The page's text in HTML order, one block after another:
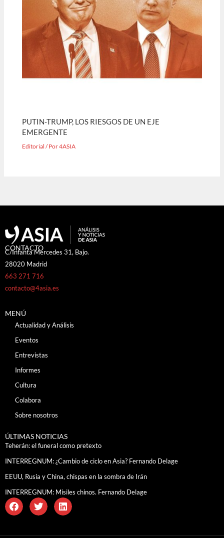
PUTIN-TRUMP, LOS RIESGOS DE UN EJE
EMERGENTE
Editorial / Por4ASIA
CONTACTO
C/Infanta Mercedes 31, Bajo.
28020 Madrid
663 271 716
contacto@4asia.es
MENÚ
Actualidad y Análisis
Eventos
Entrevistas
Informes
Cultura
Colabora
Sobre nosotros
ÚLTIMAS NOTICIAS
Teherán: el funeral como pretexto
INTERREGNUM: ¿Cambio de ciclo en Asia? Fernando Delage
EEUU, Rusia y China, chispas en la sombra de Irán
INTERREGNUM: Misiles chinos. Fernando Delage